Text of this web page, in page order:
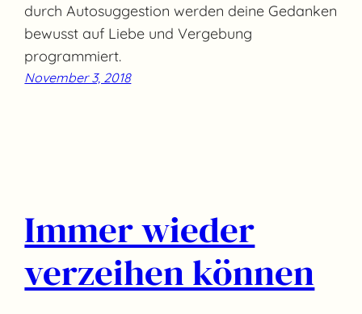
durch Autosuggestion werden deine Gedanken
bewusst auf Liebe und Vergebung
programmiert.
November 3, 2018
Immer wieder
verzeihen können